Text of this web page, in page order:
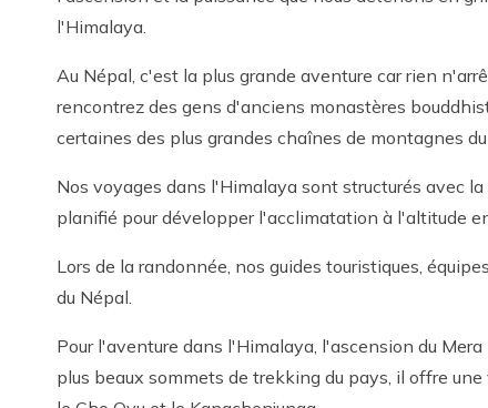
l'Himalaya.
Au Népal, c'est la plus grande aventure car rien
rencontrez des gens d'anciens monastères
certaines des plus grandes chaînes de montagnes
Nos voyages dans l'Himalaya sont structurés avec
planifié pour développer l'acclimatation à l'altitude
Lors de la randonnée, nos guides touristiques,
du Népal.
Pour l'aventure dans l'Himalaya, l'ascension du
plus beaux sommets de trekking du pays, il offre